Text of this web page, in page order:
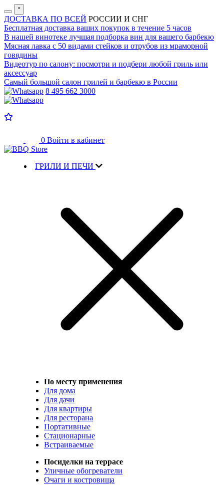
˟
ДОСТАВКА ПО ВСЕЙ РОССИИ И СНГ
Бесплатная доставка ваших покупок в течение 5 часов
В нашей винотеке лучшая подборка вин для вашего барбекю
Мясная лавка с 50 видами стейков и отрубов из мраморной
говядины
Видеотур по салону: посмотри и подбери любой гриль или
аксессуар
Самый большой салон грилей и барбекю в России
8 495 662 3000
0 Войти в кабинет
ГРИЛИ И ПЕЧИ
По месту применения
Для дома
Для дачи
Для квартиры
Для ресторана
Портативные
Стационарные
Встраиваемые
Посиделки на террасе
Уличные обогреватели
Очаги и костровища